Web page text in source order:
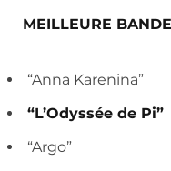
MEILLEURE
“Anna Karenina”
“L’Odyssée de Pi”
“Argo”